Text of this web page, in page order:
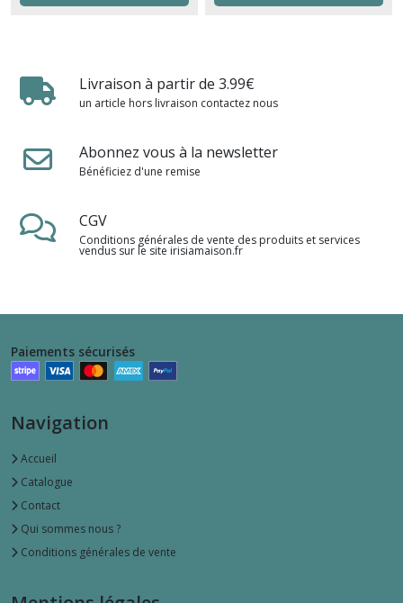
Livraison à partir de 3.99€
un article hors livraison contactez nous
Abonnez vous à la newsletter
Bénéficiez d'une remise
CGV
Conditions générales de vente des produits et services
vendus sur le site irisiamaison.fr
Paiements sécurisés
Navigation
Accueil
Catalogue
Contact
Qui sommes nous ?
Conditions générales de vente